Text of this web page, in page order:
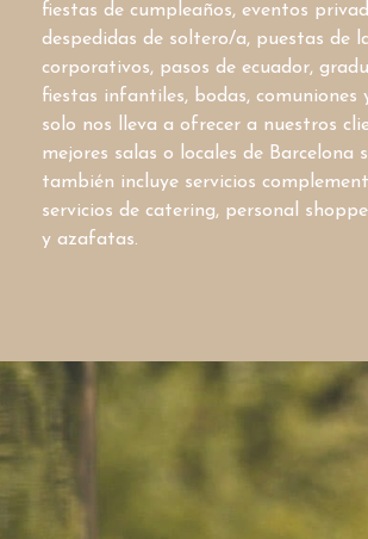
fiestas de cumpleaños, eventos
despedidas de soltero/a, puestas de
corporativos, pasos de ecuador,
fiestas infantiles, bodas, comuniones
solo nos lleva a ofrecer a nuestros
mejores salas o locales de Barcelona
también incluye servicios
servicios de catering, personal
y azafatas.